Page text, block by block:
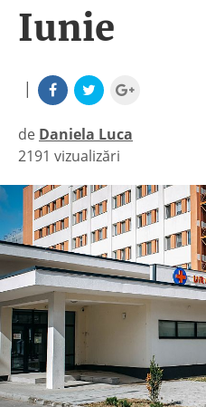
Iunie
|
de Daniela Luca
|
2191 vizualizări